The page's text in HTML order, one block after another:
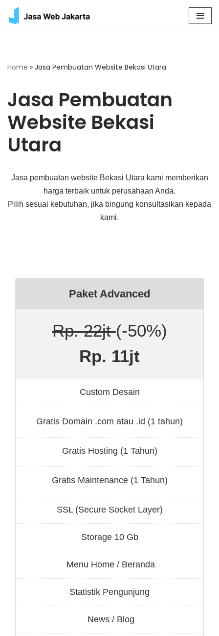
Skip
Home » Jasa Pembuatan Website Bekasi Utara
Jasa Pembuatan
Website Bekasi
Utara
Jasa pembuatan website Bekasi Utara kami memberikan
harga terbaik untuk perusahaan Anda.
Pilih sesuai kebutuhan, jika bingung konsultasikan kepada
kami.
Paket Advanced
Rp. 22jt(-50%)
Rp. 11jt
Custom Desain
Gratis Domain .com atau .id (1 tahun)
Gratis Hosting (1 Tahun)
Gratis Maintenance (1 Tahun)
SSL (Secure Socket Layer)
Storage 10 Gb
Menu Home / Beranda
Statistik Pengunjung
News / Blog